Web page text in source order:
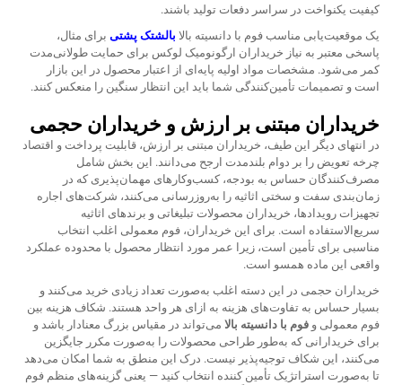
کیفیت یکنواخت در سراسر دفعات تولید باشند.
یک موقعیت‌یابی مناسب فوم با دانسیته بالا بالشتک پشتی برای مثال،
پاسخی معتبر به نیاز خریداران ارگونومیک لوکس برای حمایت طولانی‌مدت
کمر می‌شود. مشخصات مواد اولیه پایه‌ای از اعتبار محصول در این بازار
است و تصمیمات تأمین‌کنندگی شما باید این انتظار سنگین را منعکس کنند.
خریداران مبتنی بر ارزش و خریداران حجمی
در انتهای دیگر این طیف، خریداران مبتنی بر ارزش، قابلیت پرداخت و اقتصاد
چرخه تعویض را بر دوام بلندمدت ارجح می‌دانند. این بخش شامل
مصرف‌کنندگان حساس به بودجه، کسب‌وکارهای مهمان‌پذیری که در
زمان‌بندی سفت و سختی اثاثیه را به‌روزرسانی می‌کنند، شرکت‌های اجاره
تجهیزات رویدادها، خریداران محصولات تبلیغاتی و برندهای اثاثیه
سریع‌الاستفاده است. برای این خریداران، فوم معمولی اغلب انتخاب
مناسبی برای تأمین است، زیرا عمر مورد انتظار محصول با محدوده عملکرد
واقعی این ماده همسو است.
خریداران حجمی در این دسته اغلب به‌صورت تعداد زیادی خرید می‌کنند و
بسیار حساس به تفاوت‌های هزینه به ازای هر واحد هستند. شکاف هزینه بین
فوم معمولی و فوم با دانسیته بالا می‌تواند در مقیاس بزرگ معنادار باشد و
برای خریدارانی که به‌طور طراحی محصولات را به‌صورت مکرر جایگزین
می‌کنند، این شکاف توجیه‌پذیر نیست. درک این منطق به شما امکان می‌دهد
تا به‌صورت استراتژیک تأمین کننده انتخاب کنید — یعنی گزینه‌های منظم فوم